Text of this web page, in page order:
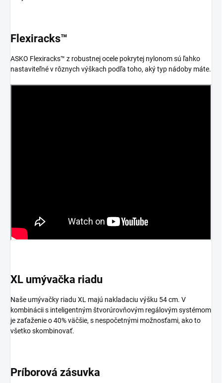
Flexiracks™
ASKO Flexiracks™ z robustnej ocele pokrytej nylonom sú ľahko
nastaviteľné v rôznych výškach podľa toho, aký typ nádoby máte.
XL umývačka riadu
Naše umývačky riadu XL majú nakladaciu výšku 54 cm. V
kombinácii s inteligentným štvorúrovňovým regálovým systémom
je zaťaženie o 40% väčšie, s nespočetnými možnosťami, ako to
všetko skombinovať.
Príborová zásuvka